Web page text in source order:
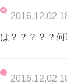
2016.12.02
は？？？？？
2016.12.02